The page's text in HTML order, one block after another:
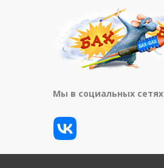
Мы в социальных сетях